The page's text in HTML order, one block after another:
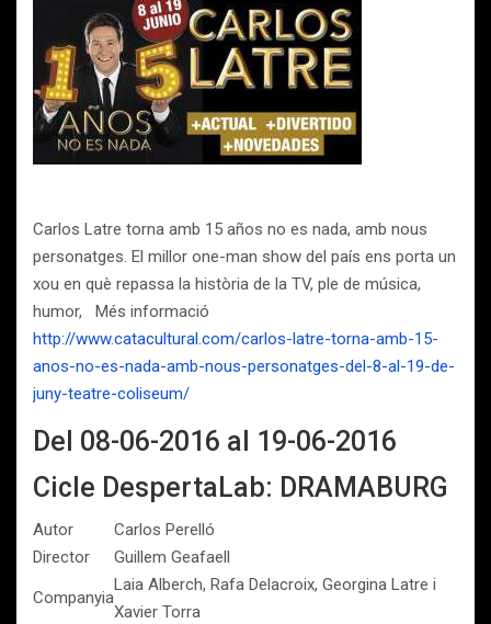
Carlos Latre torna amb 15 años no es nada, amb nous
personatges. El millor one-man show del país ens porta un
xou en què repassa la història de la TV, ple de música,
humor, Més informació
http://www.catacultural.com/carlos-latre-torna-amb-15-
anos-no-es-nada-amb-nous-personatges-del-8-al-19-de-
juny-teatre-coliseum/
Del 08-06-2016 al 19-06-2016
Cicle DespertaLab: DRAMABURG
Autor
Carlos Perelló
Director
Guillem Geafaell
Companyia
Laia Alberch, Rafa Delacroix, Georgina Latre i
Xavier Torra